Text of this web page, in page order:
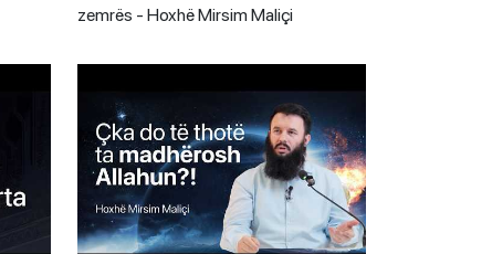
zemrës - Hoxhë Mirsim Maliçi